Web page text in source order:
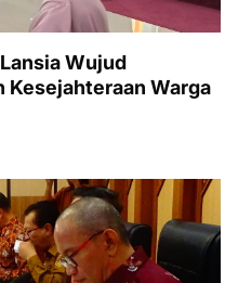
Wujud
Warga